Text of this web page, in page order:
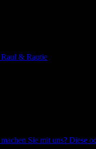
& Rautie
Sie mit uns? Diese